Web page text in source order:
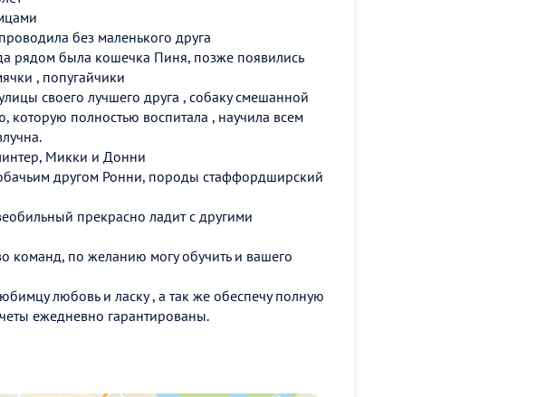
без маленького друга
рядом была кошечка Пиня, позже появились
, попугайчики
своего лучшего друга , собаку смешанной
которую полностью воспитала , научила всем
Микки и Донни
другом Ронни, породы стаффордширский
прекрасно ладит с другими
команд, по желанию могу обучить и вашего
любовь и ласку , а так же обеспечу полную
ежедневно гарантированы.